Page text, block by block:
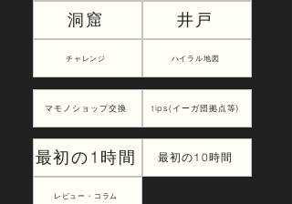
洞窟
井戸
チャレンジ ハイラル地図
マモノショップ交換 tips(イーガ団拠点等)
最初の1時間 最初の10時間
レビュー・コラム